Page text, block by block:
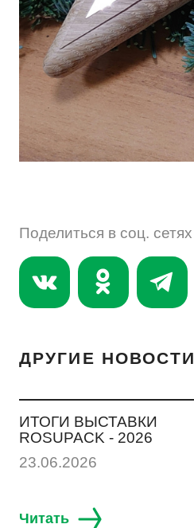
R & D
Поделиться в соц. сетях
ДРУГИЕ НОВОСТИ
ИТОГИ ВЫСТАВКИ
ROSUPACK - 2026
23.06.2026
Читать